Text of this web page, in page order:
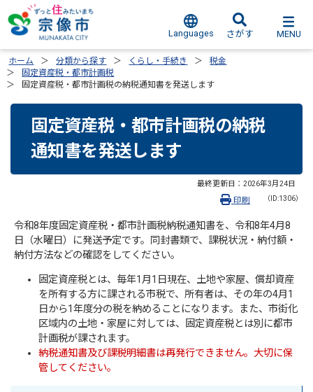
Languages さがす MENU
ホーム 分類から探す くらし・手続き
税金
固定資産税・都市計画税
固定資産税・都市計画税の納税通知書を発送します
固定資産税・都市計画税の納税
通知書を発送します
最終更新日： 2026年3月24日
（ID:1306）
印刷
令和8年度固定資産税・都市計画税納税通知書を、令和8年4月8
日（水曜日）に発送予定です。同封書類で、課税状況・納付額・
納付方法などの確認をしてください。
固定資産税とは、毎年1月1日現在、土地や家屋、償却資産
を所有する方に課される市税で、所有者は、その年の4月1
日から1年度分の税を納めることになります。また、市街化
区域内の土地・家屋に対しては、固定資産税とは別に都市
計画税が課されます。
納税通知書及び課税明細書は再発行できません。大切に保
管してください。